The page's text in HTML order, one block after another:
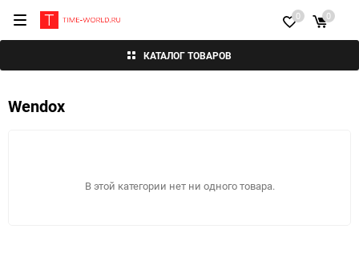
КАТАЛОГ ТОВАРОВ
0 0
Wendox
В этой категории нет ни одного товара.